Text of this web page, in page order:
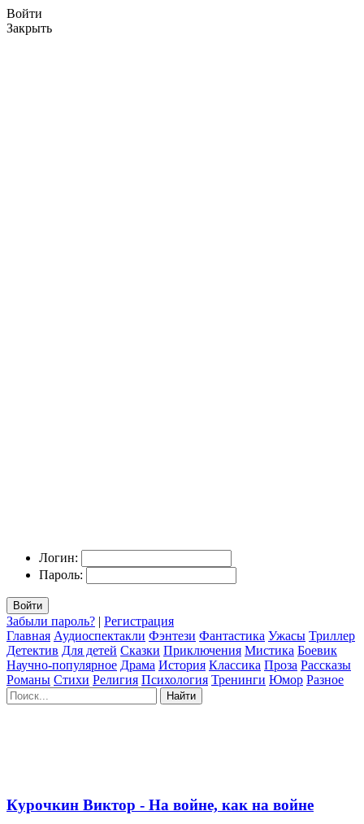
Войти
Закрыть
Логин:
Пароль:
Войти
Забыли пароль? | Регистрация
Главная Аудиоспектакли Фэнтези Фантастика Ужасы Триллер
Детектив Для детей Сказки Приключения Мистика Боевик
Научно-популярное Драма История Классика Проза Рассказы
Романы Стихи Религия Психология Тренинги Юмор Разное
Найти
Курочкин Виктор - На войне, как на войне